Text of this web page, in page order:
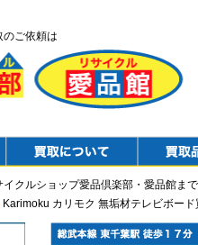
のご依頼は
クルショップ愛品倶楽部・愛品館まで
Karimoku カリモク 無垢材テレビボー